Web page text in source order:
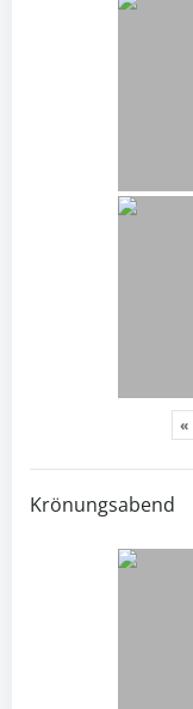
«
Krönungsabend